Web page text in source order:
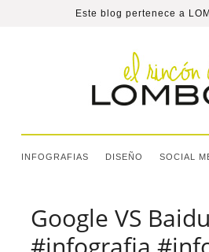
Este blog pertenece a
INFOGRAFIAS DISEÑO SOCIAL
Google VS Baidu